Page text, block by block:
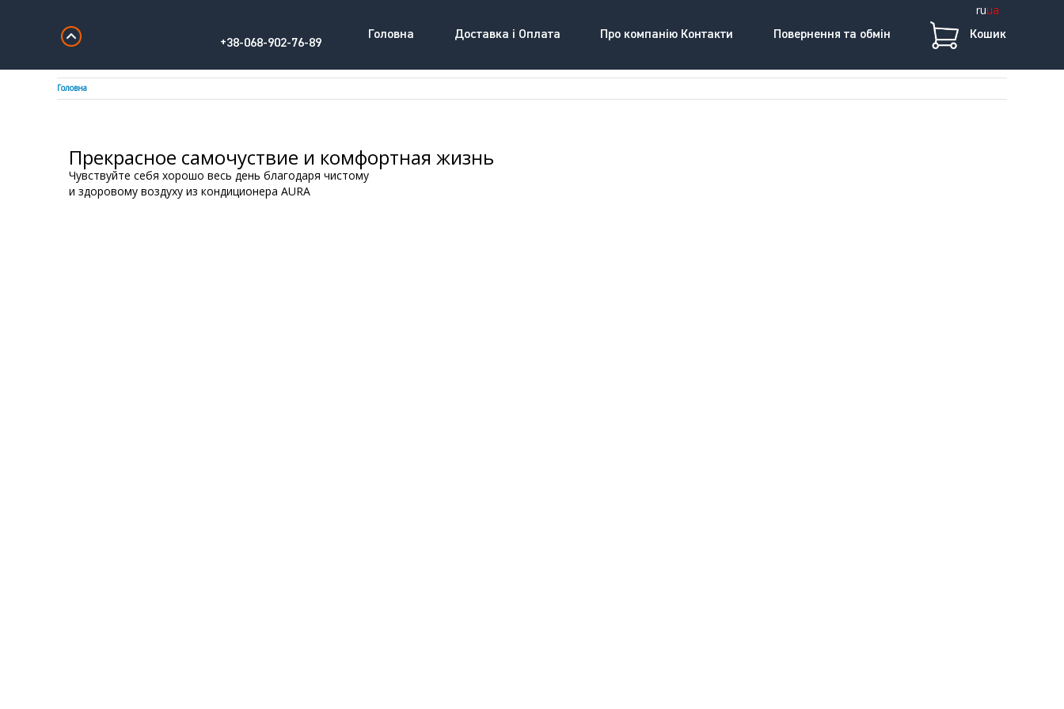
ruua
+38-068-902-76-89
Головна Доставка і Оплата Про компанію Контакти Повернення та обмін Кошик
Головна
Прекрасное самочуствие и комфортная жизнь
Чувствуйте себя хорошо весь день благодаря чистому
и здоровому воздуху из кондиционера AURA